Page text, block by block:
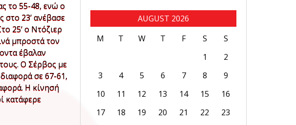
το 55-48, ενώ ο
στο 23’ ανέβασε
25’ ο Ντόζιερ
μπροστά τον
έβαλαν
Ο Σέρβος με
σε 67-61,
Η κίνησή
κατάφερε
AUGUST 2026
M
T W T F S
S
1
2
3
4 5 6 7 8
9
10
11 12 13 14 15
16
17
18 19 20 21 22
23